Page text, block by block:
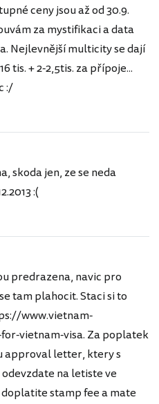
ceny jsou až od 30.9.
za mystifikaci a data
Nejlevnější multicity se dají
tis. + 2-2,5tis. za přípoje...
:/
skoda jen, ze se neda
:(
predrazena, navic pro
tam plahocit. Staci si to
www.vietnam-
vietnam-visa. Za poplatek
approval letter, ktery s
na letiste ve
stamp fee a mate